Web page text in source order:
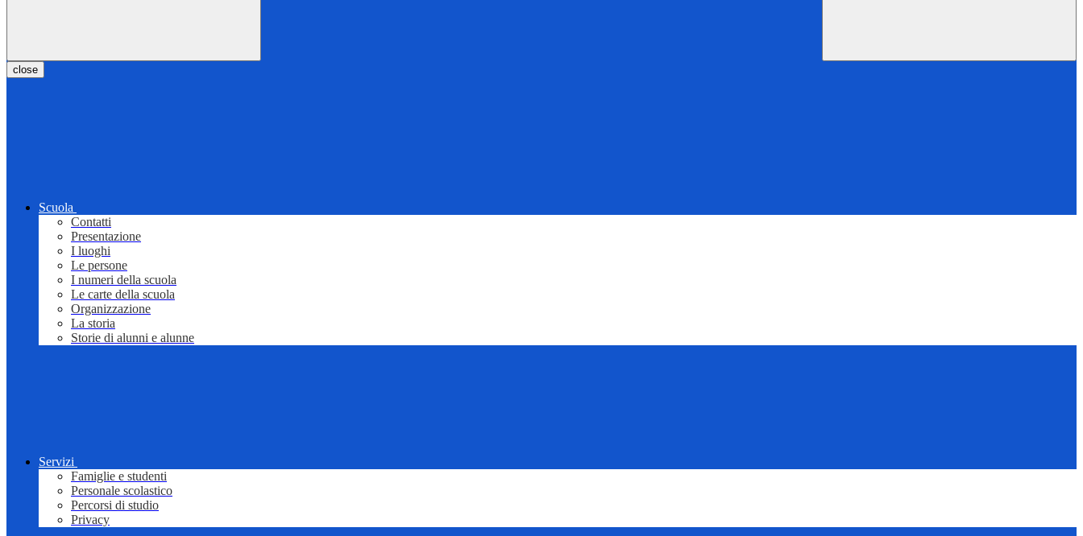
close
Scuola
Contatti
Presentazione
I luoghi
Le persone
I numeri della scuola
Le carte della scuola
Organizzazione
La storia
Storie di alunni e alunne
Servizi
Famiglie e studenti
Personale scolastico
Percorsi di studio
Privacy